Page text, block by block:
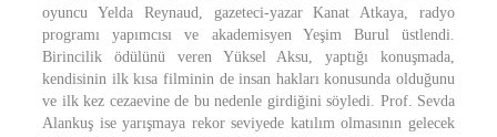
oyuncu Yelda Reynaud, gazeteci-yazar Kanat Atkaya, radyo
programı yapımcısı ve akademisyen Yeşim Burul üstlendi.
Birincilik ödülünü veren Yüksel Aksu, yaptığı konuşmada,
kendisinin ilk kısa filminin de insan hakları konusunda olduğunu
ve ilk kez cezaevine de bu nedenle girdiğini söyledi. Prof. Sevda
Alankuş ise yarışmaya rekor seviyede katılım olmasının gelecek